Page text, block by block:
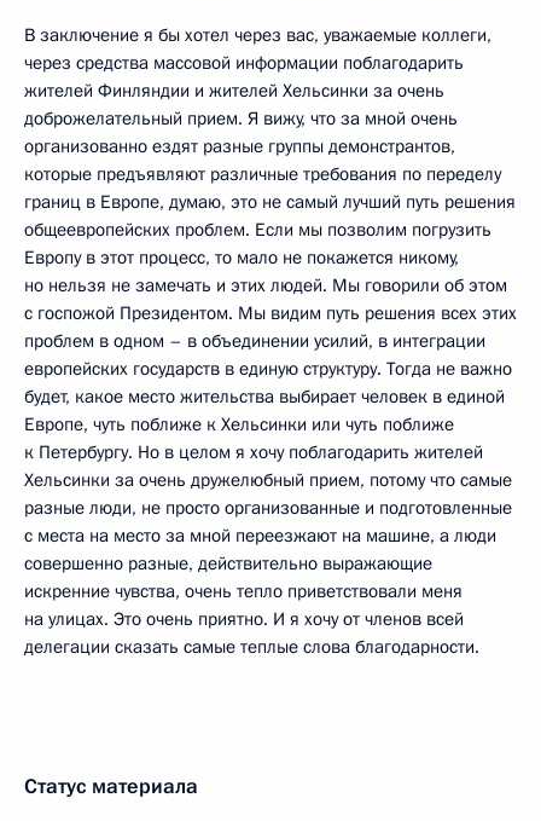
В заключение я бы хотел через вас, уважаемые коллеги,
через средства массовой информации поблагодарить
жителей Финляндии и жителей Хельсинки за очень
доброжелательный прием. Я вижу, что за мной очень
организованно ездят разные группы демонстрантов,
которые предъявляют различные требования по переделу
границ в Европе, думаю, это не самый лучший путь решения
общеевропейских проблем. Если мы позволим погрузить
Европу в этот процесс, то мало не покажется никому,
но нельзя не замечать и этих людей. Мы говорили об этом
с госпожой Президентом. Мы видим путь решения всех этих
проблем в одном – в объединении усилий, в интеграции
европейских государств в единую структуру. Тогда не важно
будет, какое место жительства выбирает человек в единой
Европе, чуть поближе к Хельсинки или чуть поближе
к Петербургу. Но в целом я хочу поблагодарить жителей
Хельсинки за очень дружелюбный прием, потому что самые
разные люди, не просто организованные и подготовленные
с места на место за мной переезжают на машине, а люди
совершенно разные, действительно выражающие
искренние чувства, очень тепло приветствовали меня
на улицах. Это очень приятно. И я хочу от членов всей
делегации сказать самые теплые слова благодарности.
Статус материала